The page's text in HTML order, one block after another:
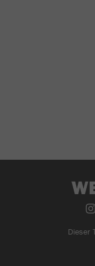
Dieser